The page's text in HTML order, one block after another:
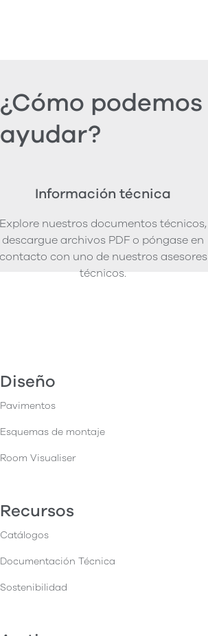
¿Cómo podemos
ayudar?
Información técnica
Explore nuestros documentos técnicos,
descargue archivos PDF o póngase en
con uno de nuestros asesores
técnicos.
Diseño
Pavimentos
Esquemas de montaje
Room Visualiser
Recursos
Catálogos
Documentación Técnica
Sostenibilidad